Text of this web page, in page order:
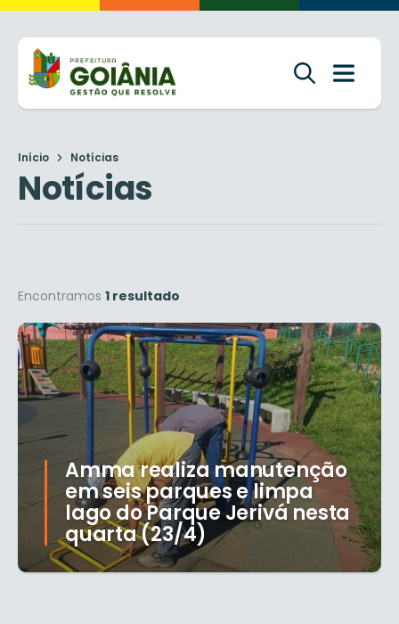
Início Notícias
Notícias
Encontramos 1 resultado
Amma realiza manutenção
em seis parques e limpa
lago do Parque Jerivá nesta
quarta (23/4)